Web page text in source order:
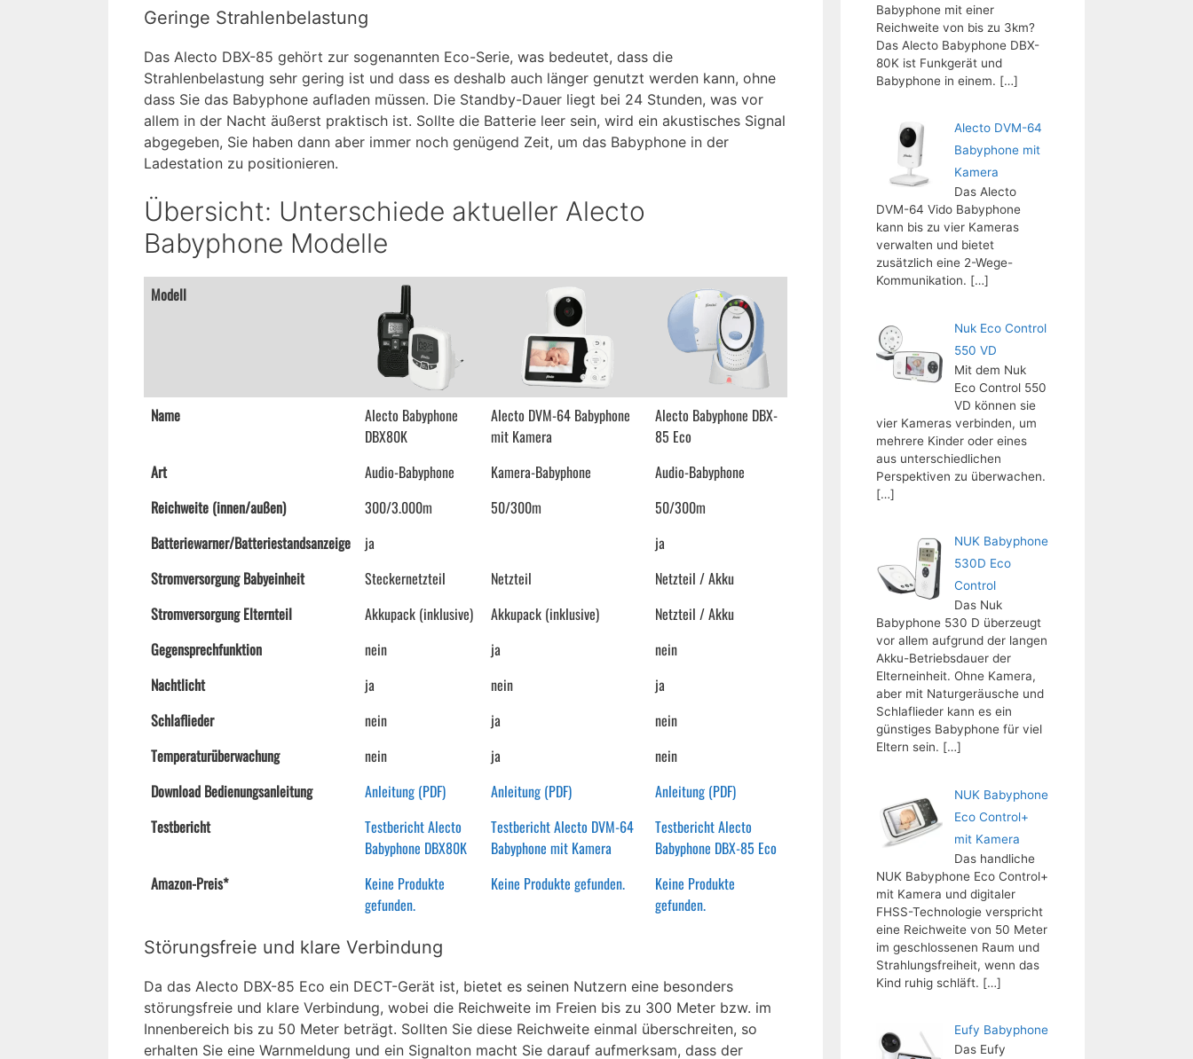
Geringe Strahlenbelastung
Das Alecto DBX-85 gehört zur sogenannten Eco-Serie, was bedeutet, dass die
Strahlenbelastung sehr gering ist und dass es deshalb auch länger genutzt werden kann, ohne
dass Sie das Babyphone aufladen müssen. Die Standby-Dauer liegt bei 24 Stunden, was vor
allem in der Nacht äußerst praktisch ist. Sollte die Batterie leer sein, wird ein akustisches Signal
abgegeben, Sie haben dann aber immer noch genügend Zeit, um das Babyphone in der
Ladestation zu positionieren.
Übersicht: Unterschiede aktueller Alecto
Babyphone Modelle
Modell
Name
Alecto Babyphone
DBX80K
Alecto DVM-64 Babyphone
mit Kamera
Alecto Babyphone DBX-
85 Eco
Art
Audio-Babyphone Kamera-Babyphone
Audio-Babyphone
Reichweite (innen/außen)
300/3.000m 50/300m
50/300m
Batteriewarner/Batteriestandsanzeige
ja
ja
Stromversorgung Babyeinheit
Steckernetzteil Netzteil
Netzteil / Akku
Stromversorgung Elternteil
Akkupack (inklusive) Akkupack (inklusive)
Netzteil / Akku
Gegensprechfunktion
nein ja
nein
Nachtlicht
ja nein
ja
Schlaflieder
nein ja
nein
Temperaturüberwachung
nein ja
nein
Download Bedienungsanleitung
Anleitung (PDF) Anleitung (PDF)
Anleitung (PDF)
Testbericht
Testbericht Alecto
Babyphone DBX80K
Testbericht Alecto DVM-64
Babyphone mit Kamera
Testbericht Alecto
Babyphone DBX-85 Eco
Amazon-Preis*
Keine Produkte
gefunden.
Keine Produkte gefunden.
Keine Produkte
gefunden.
Störungsfreie und klare Verbindung
Da das Alecto DBX-85 Eco ein DECT-Gerät ist, bietet es seinen Nutzern eine besonders
störungsfreie und klare Verbindung, wobei die Reichweite im Freien bis zu 300 Meter bzw. im
Innenbereich bis zu 50 Meter beträgt. Sollten Sie diese Reichweite einmal überschreiten, so
erhalten Sie eine Warnmeldung und ein Signalton macht Sie darauf aufmerksam, dass der
Babyphone mit einer
Reichweite von bis zu 3km?
Das Alecto Babyphone DBX-
80K ist Funkgerät und
Babyphone in einem. […]
Alecto DVM-64
Babyphone mit
Kamera
Das Alecto
DVM-64 Vido Babyphone
kann bis zu vier Kameras
verwalten und bietet
zusätzlich eine 2-Wege-
Kommunikation. […]
Nuk Eco Control
550 VD
Mit dem Nuk
Eco Control 550
VD können sie
vier Kameras verbinden, um
mehrere Kinder oder eines
aus unterschiedlichen
Perspektiven zu überwachen.
[…]
NUK Babyphone
530D Eco
Control
Das Nuk
Babyphone 530 D überzeugt
vor allem aufgrund der langen
Akku-Betriebsdauer der
Elterneinheit. Ohne Kamera,
aber mit Naturgeräusche und
Schlaflieder kann es ein
günstiges Babyphone für viel
Eltern sein. […]
NUK Babyphone
Eco Control+
mit Kamera
Das handliche
NUK Babyphone Eco Control+
mit Kamera und digitaler
FHSS-Technologie verspricht
eine Reichweite von 50 Meter
im geschlossenen Raum und
Strahlungsfreiheit, wenn das
Kind ruhig schläft. […]
Eufy Babyphone
Das Eufy